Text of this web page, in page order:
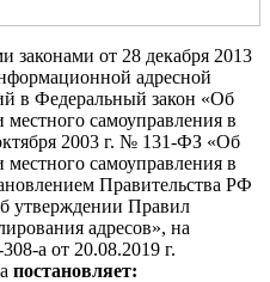
законами от 28 декабря 2013
адресной
в Федеральный закон «Об
самоуправления в
2003 г. № 131-ФЗ «Об
самоуправления в
Правительства РФ
утверждении Правил
адресов», на
а от 20.08.2019 г.
постановляет: